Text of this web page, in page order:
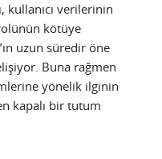
kullanıcı verilerinin
kötüye
uzun süredir öne
Buna rağmen
yönelik ilginin
kapalı bir tutum